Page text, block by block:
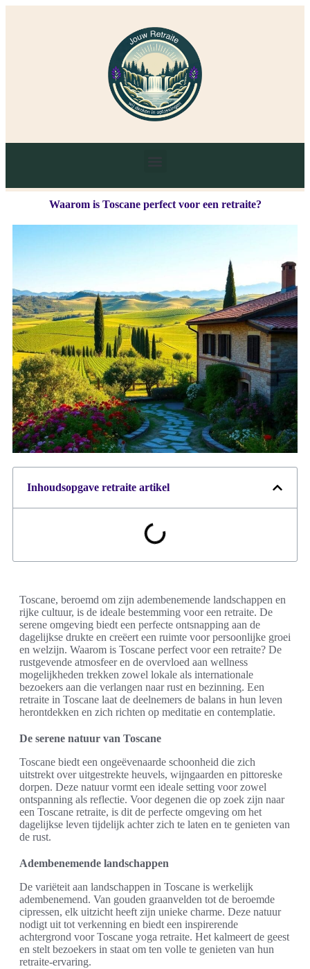
Waarom is Toscane perfect voor een retraite?
Inhoudsopgave retraite artikel
Toscane, beroemd om zijn adembenemende landschappen en
rijke cultuur, is de ideale bestemming voor een retraite. De
serene omgeving biedt een perfecte ontsnapping aan de
dagelijkse drukte en creëert een ruimte voor persoonlijke groei
en welzijn. Waarom is Toscane perfect voor een retraite? De
rustgevende atmosfeer en de overvloed aan wellness
mogelijkheden trekken zowel lokale als internationale
bezoekers aan die verlangen naar rust en bezinning. Een
retraite in Toscane laat de deelnemers de balans in hun leven
herontdekken en zich richten op meditatie en contemplatie.
De serene natuur van Toscane
Toscane biedt een ongeëvenaarde schoonheid die zich
uitstrekt over uitgestrekte heuvels, wijngaarden en pittoreske
dorpen. Deze natuur vormt een ideale setting voor zowel
ontspanning als reflectie. Voor degenen die op zoek zijn naar
een Toscane retraite, is dit de perfecte omgeving om het
dagelijkse leven tijdelijk achter zich te laten en te genieten van
de rust.
Adembenemende landschappen
De variëteit aan landschappen in Toscane is werkelijk
adembenemend. Van gouden graanvelden tot de beroemde
cipressen, elk uitzicht heeft zijn unieke charme. Deze natuur
nodigt uit tot verkenning en biedt een inspirerende
achtergrond voor Toscane yoga retraite. Het kalmeert de geest
en stelt bezoekers in staat om ten volle te genieten van hun
retraite-ervaring.